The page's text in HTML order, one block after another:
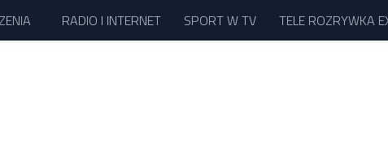
RADIO I INTERNET SPORT W TV TELE ROZRYWKA